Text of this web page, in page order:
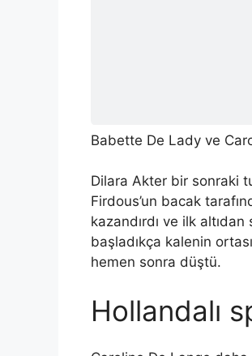
Babette De Lady ve
Dilara Akter bir sonraki
Firdous’un bacak
kazandırdı ve ilk
başladıkça kalenin
hemen sonra düştü.
Hollandalı